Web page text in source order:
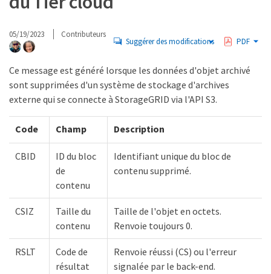
05/19/2023 Contributeurs
Suggérer des modifications PDF
Ce message est généré lorsque les données d'objet archivé
sont supprimées d'un système de stockage d'archives
externe qui se connecte à StorageGRID via l'API S3.
Code Champ Description
CBID
ID du bloc
de
contenu
Identifiant unique du bloc de
contenu supprimé.
CSIZ
Taille du
contenu
Taille de l'objet en octets.
Renvoie toujours 0.
RSLT
Code de
résultat
Renvoie réussi (CS) ou l'erreur
signalée par le back-end.